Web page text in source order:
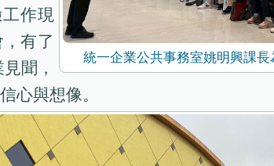
統一企業公共事務室姚明興課
作現
有了
聞，
心與想像。